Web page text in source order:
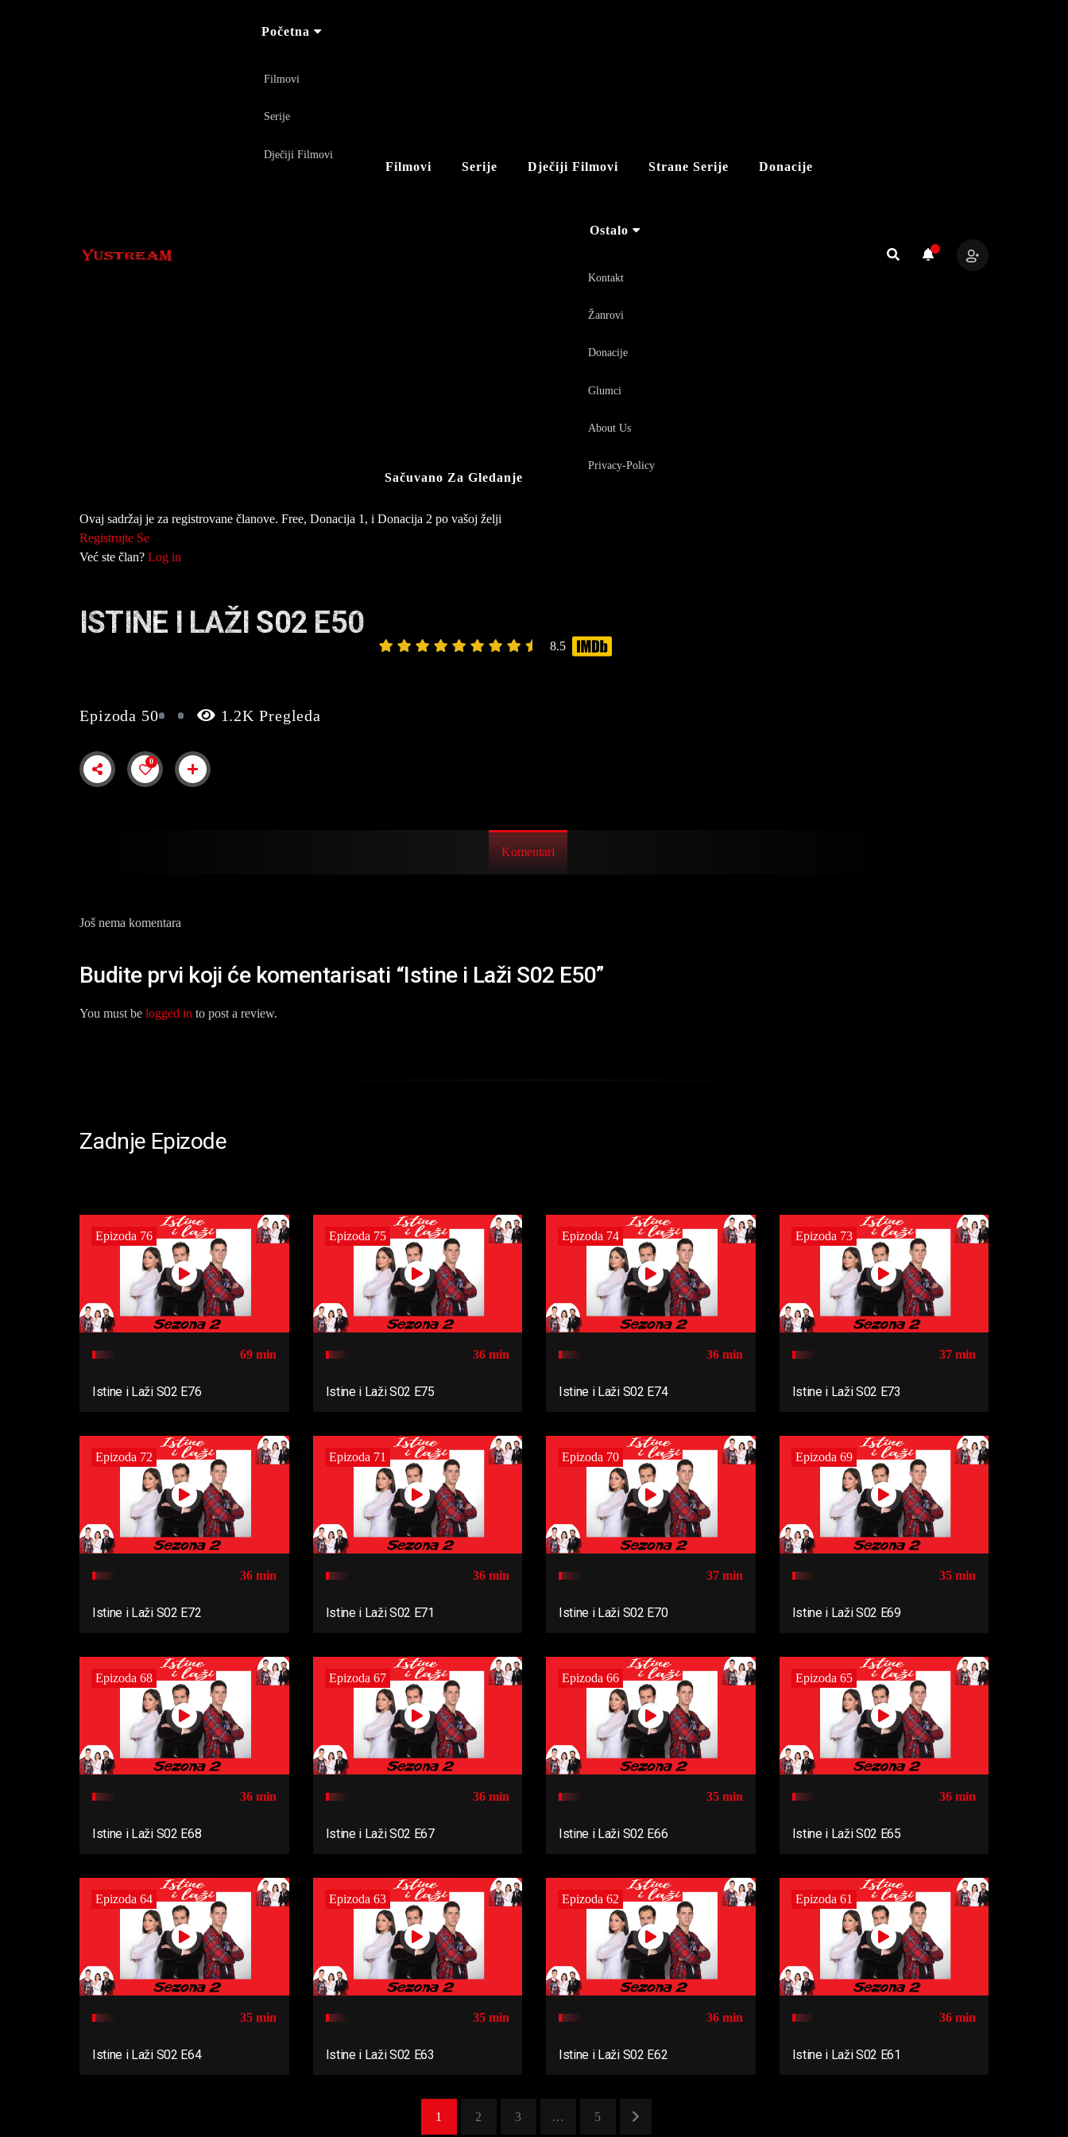
Početna
Filmovi
Serije
Dječiji Filmovi
Filmovi Serije Dječiji Filmovi Strane Serije Donacije
Sačuvano Za Gledanje
Ostalo
Kontakt
Žanrovi
Donacije
Glumci
About Us
Privacy-Policy
Ovaj sadržaj je za registrovane članove. Free, Donacija 1, i Donacija 2 po vašoj želji
Registrujte Se
Već ste član? Log in
ISTINE I LAŽI S02 E50
8.5
Epizoda 50 1.2K Pregleda
0
Komentari
Još nema komentara
Budite prvi koji će komentarisati “Istine i Laži S02 E50”
You must be logged in to post a review.
Zadnje Epizode
Epizoda 76
69 min
Istine i Laži S02 E76
Epizoda 75
36 min
Istine i Laži S02 E75
Epizoda 74
36 min
Istine i Laži S02 E74
Epizoda 73
37 min
Istine i Laži S02 E73
Epizoda 72
36 min
Istine i Laži S02 E72
Epizoda 71
36 min
Istine i Laži S02 E71
Epizoda 70
37 min
Istine i Laži S02 E70
Epizoda 69
35 min
Istine i Laži S02 E69
Epizoda 68
36 min
Istine i Laži S02 E68
Epizoda 67
36 min
Istine i Laži S02 E67
Epizoda 66
35 min
Istine i Laži S02 E66
Epizoda 65
36 min
Istine i Laži S02 E65
Epizoda 64
35 min
Istine i Laži S02 E64
Epizoda 63
35 min
Istine i Laži S02 E63
Epizoda 62
36 min
Istine i Laži S02 E62
Epizoda 61
36 min
Istine i Laži S02 E61
1 2 3 … 5